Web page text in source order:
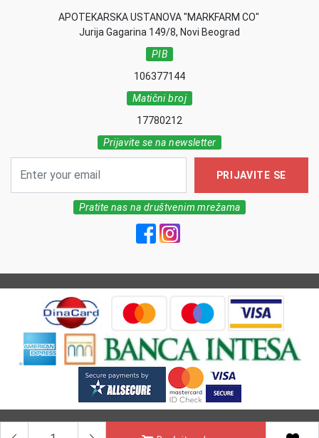
APOTEKARSKA USTANOVA "MARKFARM CO"
Jurija Gagarina 149/8, Novi Beograd
PIB
106377144
Matični broj
17780212
Prijavite se na newsletter
PRIJAVITE SE
Pratite nas na društvenim mrežama